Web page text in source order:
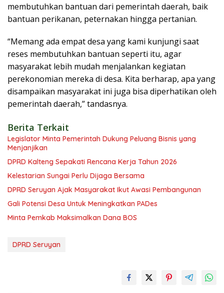
membutuhkan bantuan dari pemerintah daerah, baik
bantuan perikanan, peternakan hingga pertanian.
“Memang ada empat desa yang kami kunjungi saat
reses membutuhkan bantuan seperti itu, agar
masyarakat lebih mudah menjalankan kegiatan
perekonomian mereka di desa. Kita berharap, apa yang
disampaikan masyarakat ini juga bisa diperhatikan oleh
pemerintah daerah,” tandasnya.
Berita Terkait
Legislator Minta Pemerintah Dukung Peluang Bisnis yang
Menjanjikan
DPRD Kalteng Sepakati Rencana Kerja Tahun 2026
Kelestarian Sungai Perlu Dijaga Bersama
DPRD Seruyan Ajak Masyarakat Ikut Awasi Pembangunan
Gali Potensi Desa Untuk Meningkatkan PADes
Minta Pemkab Maksimalkan Dana BOS
DPRD Seruyan